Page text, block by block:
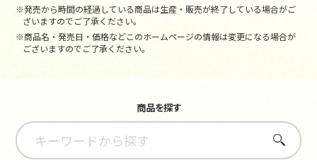
※発売から時間の経過している商品は生産・販売が終了している場合がご
ざいますのでご了承ください。
※商品名・発売日・価格などこのホームページの情報は変更になる場合が
ございますのでご了承ください。
商品を探す
さがす